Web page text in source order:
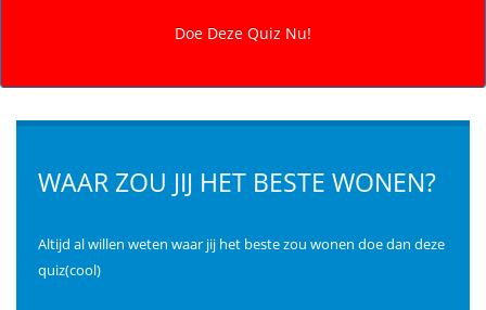
WAAR ZOU JIJ HET BESTE WONEN?
Altijd al willen weten waar jij het beste zou wonen doe dan deze
quiz(cool)